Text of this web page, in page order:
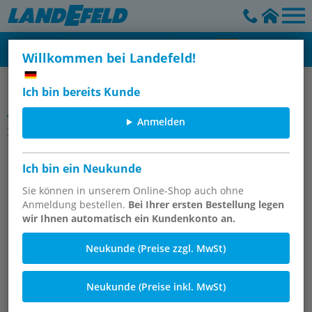
Willkommen bei Landefeld!
Ich bin bereits Kunde
Anmelden
Ich bin ein Neukunde
Sie können in unserem Online-Shop auch ohne
Anmeldung bestellen. Bei Ihrer ersten Bestellung legen
wir Ihnen automatisch ein Kundenkonto an.
Neukunde (Preise zzgl. MwSt)
Neukunde (Preise inkl. MwSt)
Schlauchschellen & Schlauchklemmen
Artikelgruppe
Spannbackenschellen (DIN 3017),
Bandbreite 9 mm